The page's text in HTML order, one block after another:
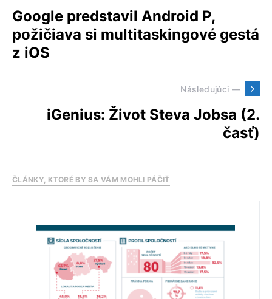
Google predstavil Android P,
požičiava si multitaskingové gestá
z iOS
Následujúci —
iGenius: Život Steva Jobsa (2.
časť)
ČLÁNKY, KTORÉ BY SA VÁM MOHLI PÁČIŤ